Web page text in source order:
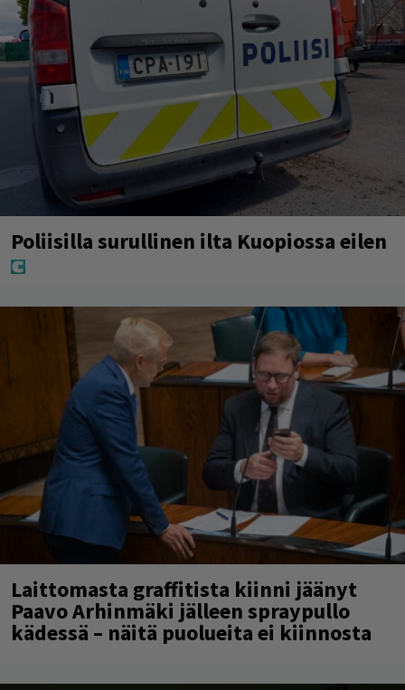
Poliisilla surullinen ilta Kuopiossa eilen
Laittomasta graffitista kiinni jäänyt
Paavo Arhinmäki jälleen spraypullo
kädessä – näitä puolueita ei kiinnosta